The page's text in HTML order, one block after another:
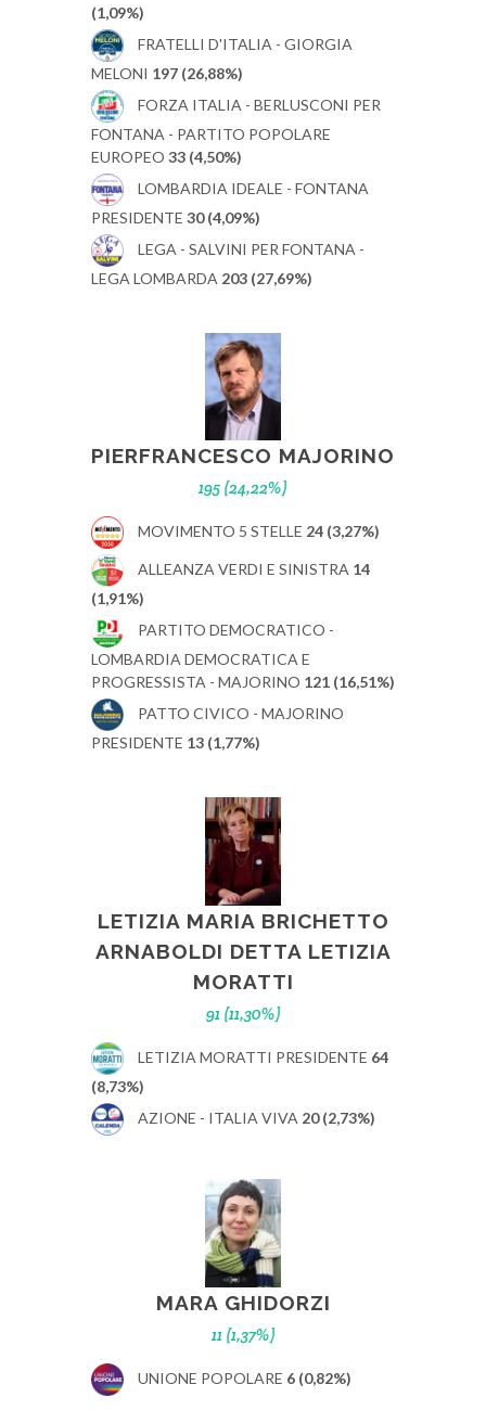
(1,09%)
FRATELLI D'ITALIA - GIORGIA
MELONI 197 (26,88%)
FORZA ITALIA - BERLUSCONI PER
FONTANA - PARTITO POPOLARE
EUROPEO 33 (4,50%)
LOMBARDIA IDEALE - FONTANA
PRESIDENTE 30 (4,09%)
LEGA - SALVINI PER FONTANA -
LEGA LOMBARDA 203 (27,69%)
PIERFRANCESCO MAJORINO
195 (24,22%)
MOVIMENTO 5 STELLE 24 (3,27%)
ALLEANZA VERDI E SINISTRA 14
(1,91%)
PARTITO DEMOCRATICO -
LOMBARDIA DEMOCRATICA E
PROGRESSISTA - MAJORINO 121 (16,51%)
PATTO CIVICO - MAJORINO
PRESIDENTE 13 (1,77%)
LETIZIA MARIA BRICHETTO
ARNABOLDI DETTA LETIZIA
MORATTI
91 (11,30%)
LETIZIA MORATTI PRESIDENTE 64
(8,73%)
AZIONE - ITALIA VIVA 20 (2,73%)
MARA GHIDORZI
11 (1,37%)
UNIONE POPOLARE 6 (0,82%)